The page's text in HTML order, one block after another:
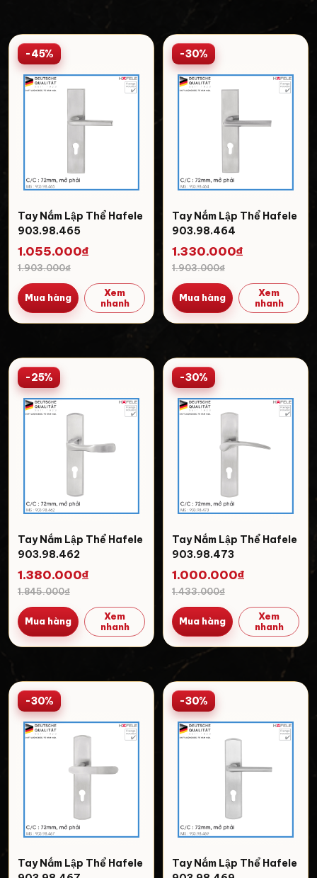
-45%
Tay Nắm Lập Thể Hafele
903.98.465
1.055.000₫
1.903.000₫
Mua hàng
Xem
nhanh
-30%
Tay Nắm Lập Thể Hafele
903.98.464
1.330.000₫
1.903.000₫
Mua hàng
Xem
nhanh
-25%
Tay Nắm Lập Thể Hafele
903.98.462
1.380.000₫
1.845.000₫
Mua hàng
Xem
nhanh
-30%
Tay Nắm Lập Thể Hafele
903.98.473
1.000.000₫
1.433.000₫
Mua hàng
Xem
nhanh
-30%
Tay Nắm Lập Thể Hafele
-30%
Tay Nắm Lập Thể Hafele